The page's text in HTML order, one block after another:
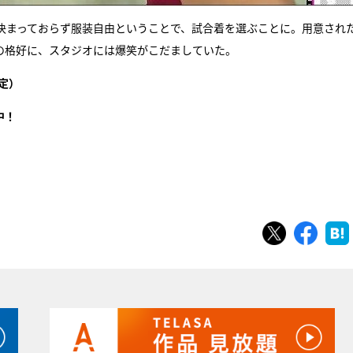
っておらず服装自由ということで、試合着を選ぶことに。用意され
好に、スタジオには爆笑がこだましていた。
ツイートシェア